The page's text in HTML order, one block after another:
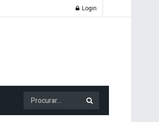
Login